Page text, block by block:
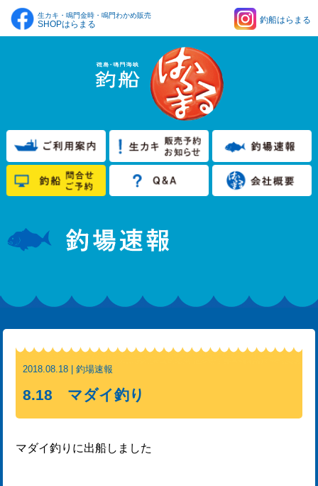
生カキ・鳴門金時・鳴門わかめ販売
SHOPはらまる 釣船はらまる
2018.08.18 | 釣場速報
8.18 マダイ釣り
マダイ釣りに出船しました